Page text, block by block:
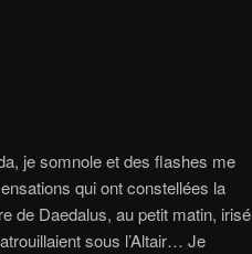
je somnole et des flashes me
qui ont constellées la
de Daedalus, au petit matin, irisé
sous l’Altair… Je